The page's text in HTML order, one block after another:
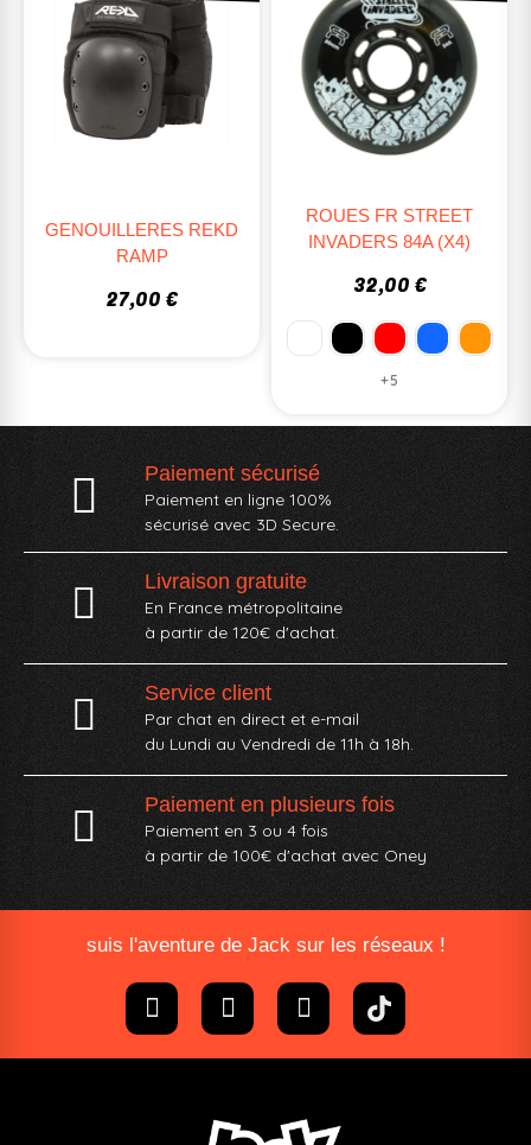
GENOUILLERES REKD
RAMP
27,00 €
ROUES FR STREET
INVADERS 84A (X4)
32,00 €
+5
Paiement sécurisé
Paiement en ligne 100%
sécurisé avec 3D Secure.
Livraison gratuite
En France métropolitaine
à partir de 120€ d'achat.
Service client
Par chat en direct et e-mail
du Lundi au Vendredi de 11h à 18h.
Paiement en plusieurs fois
Paiement en 3 ou 4 fois
à partir de 100€ d'achat avec Oney​
suis l'aventure de Jack sur les réseaux !